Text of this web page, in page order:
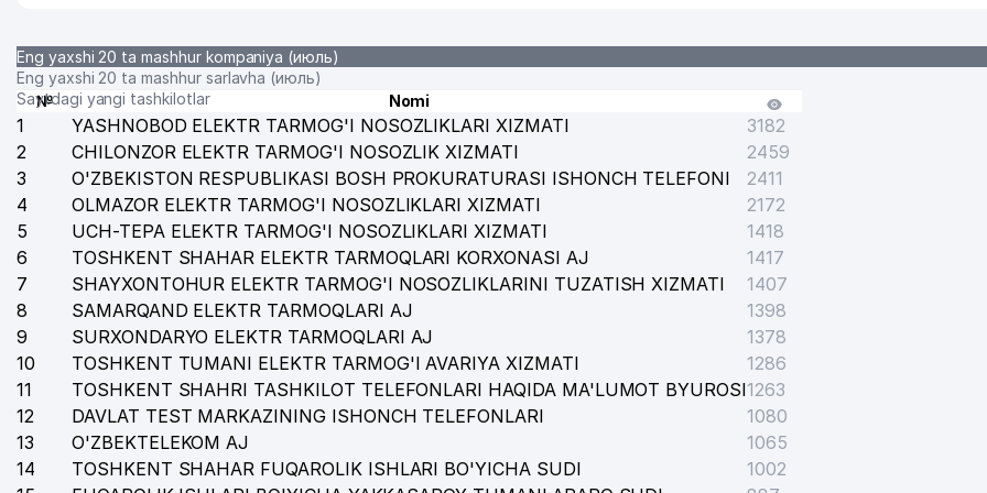
37 STROPLIFTSERVIS MChJ
38 KAMALAK-ABM MChJ
FORS TECHNO MChJ
PIRAMIDA BIZNES QURILISH MChJ
SABROMA CONSULT MChJ
YUSHEN PLASTIC MChJ
A-YANGI VATAN MChJ
EURASIA INTER TRADE XUSUSIY KORXONASI
QARNOQ INSHOAT SERVIS MChJ
INTERLEX LAW FIRM ADVOKATLIK FIRMASI
Eng yaxshi 20 ta mashhur kompaniya (июль)
Eng yaxshi 20 ta mashhur sarlavha (июль)
Saytdagi yangi tashkilotlar
№ Nomi
1 YASHNOBOD ELEKTR TARMOG'I NOSOZLIKLARI XIZMATI
3182
2
CHILONZOR ELEKTR TARMOG'I NOSOZLIK XIZMATI
2459
3
O'ZBEKISTON RESPUBLIKASI BOSH PROKURATURASI ISHONCH TELEFONI
2411
4
OLMAZOR ELEKTR TARMOG'I NOSOZLIKLARI XIZMATI
2172
5
UCH-TEPA ELEKTR TARMOG'I NOSOZLIKLARI XIZMATI
1418
6
TOSHKENT SHAHAR ELEKTR TARMOQLARI KORXONASI AJ
1417
7
SHAYXONTOHUR ELEKTR TARMOG'I NOSOZLIKLARINI TUZATISH XIZMATI
1407
8
SAMARQAND ELEKTR TARMOQLARI AJ
1398
9
SURXONDARYO ELEKTR TARMOQLARI AJ
1378
10
TOSHKENT TUMANI ELEKTR TARMOG'I AVARIYA XIZMATI
1286
11
TOSHKENT SHAHRI TASHKILOT TELEFONLARI HAQIDA MA'LUMOT BYUROSI1263
12
DAVLAT TEST MARKAZINING ISHONCH TELEFONLARI
1080
13
O'ZBEKTELEKOM AJ
1065
14
TOSHKENT SHAHAR FUQAROLIK ISHLARI BO'YICHA SUDI
1002